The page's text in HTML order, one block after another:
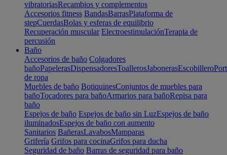
vibratoriasRecambios y complementos
Accesorios fitness BandasBarrasPlataforma de
stepCuerdasBolas y esferas de equilibrio
Recuperación muscular ElectroestimulaciónTerapia de
percusión
Baño
Accesorios de baño Colgadores
bañoPapelerasDispensadoresToallerosJabonerasEscobillero
de ropa
Muebles de baño BotiquinesConjuntos de muebles para
bañoTocadores para bañoArmarios para bañoRepisa para
baño
Espejos de baño Espejos de baño sin LuzEspejos de baño
iluminadosEspejos de baño con aumento
Sanitarios BañerasLavabosMamparas
Grifería Grifos para cocinaGrifos para ducha
Seguridad de baño Barras de seguridad para baño